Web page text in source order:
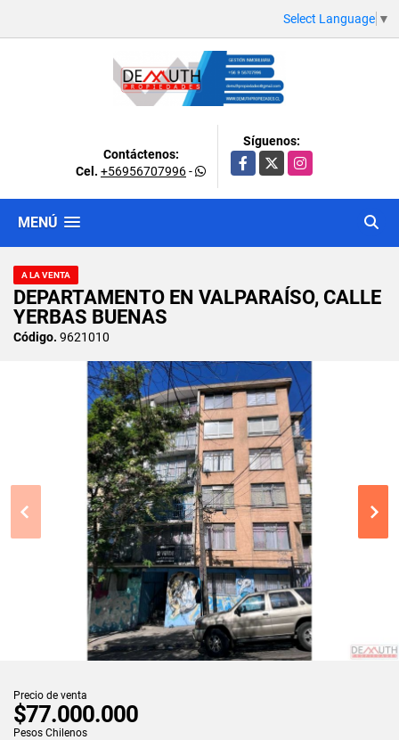
Select Language ▼
Contáctenos:
Cel. +56956707996-
Síguenos:
Facebook
X Instagram
MENÚ
A LA VENTA
DEPARTAMENTO EN VALPARAÍSO, CALLE
YERBAS BUENAS
Código. 9621010
Precio de venta
$77.000.000
Pesos Chilenos